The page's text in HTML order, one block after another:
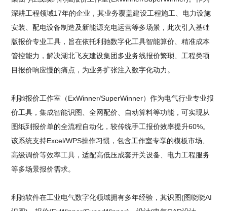
深耕工程领域17年的企业，其业务覆盖建设工程施工、电力设施
安装、配电设备制造及新能源充电运营等多场景，此次引入基础
版报价专业工具，旨在依托利驰数字化工具智能算价、精准成本
管控能力，解决湖北飞友建设集团多业务线报价繁琐、工程类项
目报价响应慢的痛点，为业务扩张注入数字化动力。
利驰报价工作室（ExWinner/SuperWinner）作为电气行业专业报
价工具，集成智能识图、全网配价、自动算料等功能，可实现从
图纸到报价单的全流程自动化，较传统手工报价效率提升60%。
该系统支持Excel/WPS操作习惯，包含工作室专享的模板市场、
高级调价等效率工具，适配高低压成套开关设备、电力工程服务
等多场景报价需求。
利驰软件在工业电气数字化领域拥有多年经验，其识图(图晓晓AI